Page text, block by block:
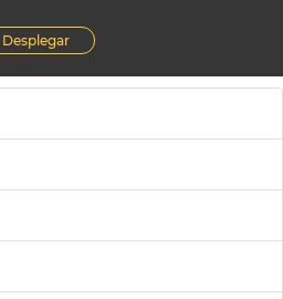
Desplegar